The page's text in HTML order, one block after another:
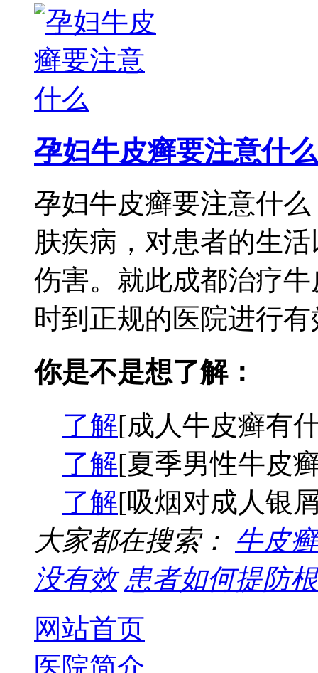
孕妇牛皮癣要注意什么
孕妇牛皮癣要注意什
肤疾病，对患者的生
伤害。就此成都治疗
时到正规的医院进行
你是不是想了解：
了解[成人牛皮癣有
了解[夏季男性牛皮
了解[吸烟对成人银
大家都在搜索： 牛皮
没有效 患者如何提防
网站首页